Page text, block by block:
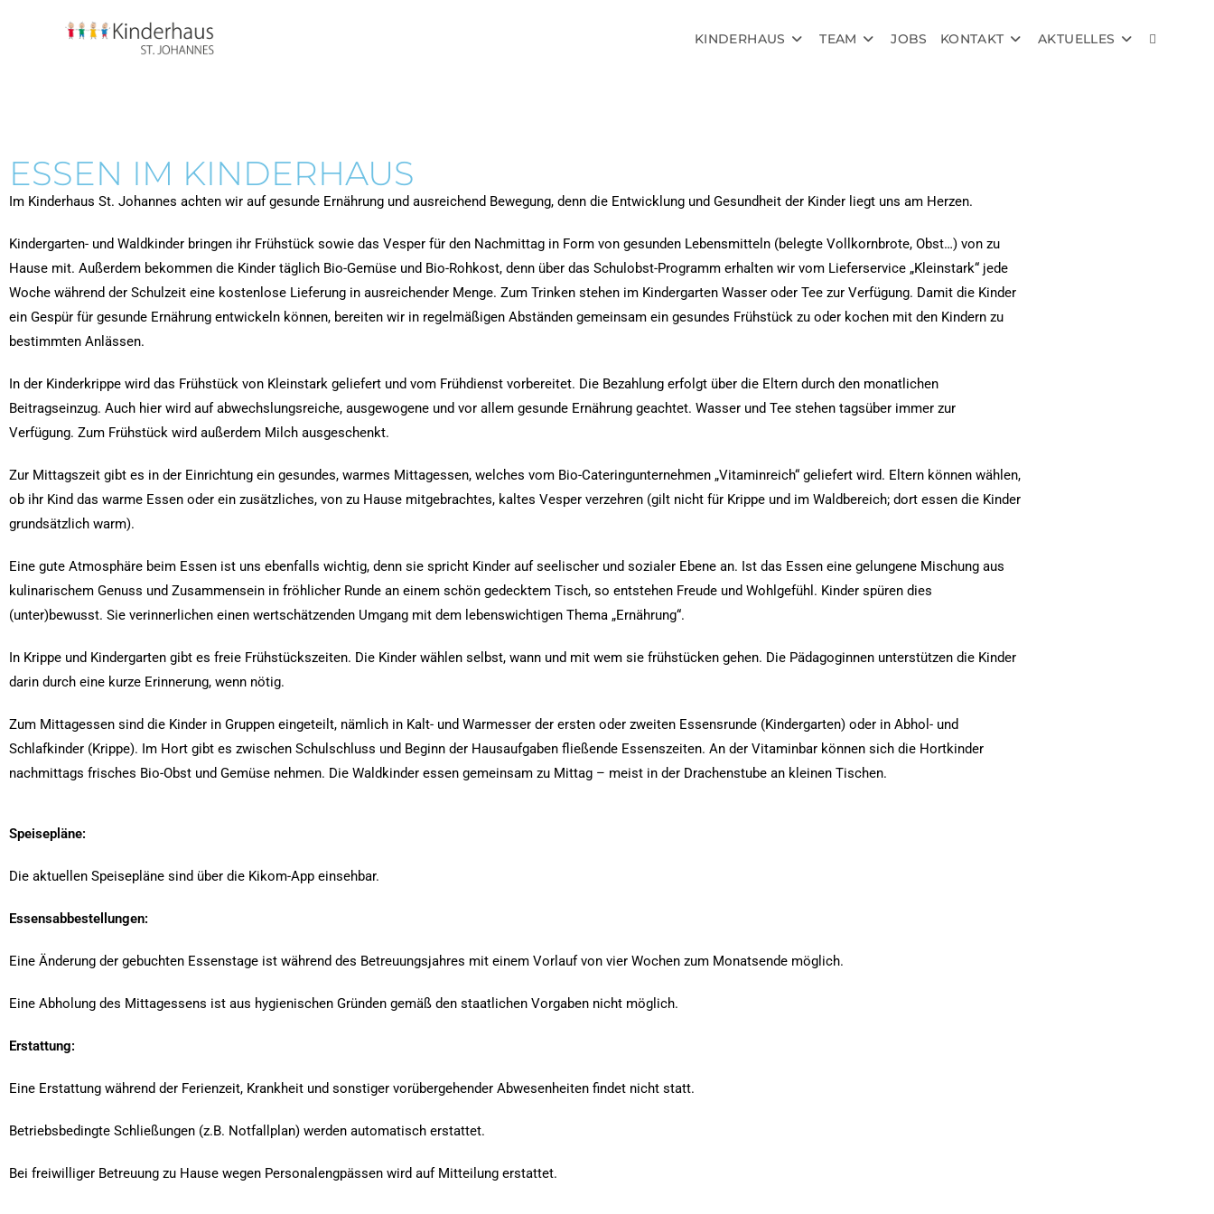
KINDERHAUS TEAM JOBS KONTAKT AKTUELLES
ESSEN IM KINDERHAUS
Im Kinderhaus St. Johannes achten wir auf gesunde Ernährung und ausreichend Bewegung, denn die Entwicklung und Gesundheit der Kinder liegt uns am Herzen.
Kindergarten- und Waldkinder bringen ihr Frühstück sowie das Vesper für den Nachmittag in Form von gesunden Lebensmitteln (belegte Vollkornbrote, Obst…) von zu
Hause mit. Außerdem bekommen die Kinder täglich Bio-Gemüse und Bio-Rohkost, denn über das Schulobst-Programm erhalten wir vom Lieferservice „Kleinstark“ jede
Woche während der Schulzeit eine kostenlose Lieferung in ausreichender Menge. Zum Trinken stehen im Kindergarten Wasser oder Tee zur Verfügung. Damit die Kinder
ein Gespür für gesunde Ernährung entwickeln können, bereiten wir in regelmäßigen Abständen gemeinsam ein gesundes Frühstück zu oder kochen mit den Kindern zu
bestimmten Anlässen.
In der Kinderkrippe wird das Frühstück von Kleinstark geliefert und vom Frühdienst vorbereitet. Die Bezahlung erfolgt über die Eltern durch den monatlichen
Beitragseinzug. Auch hier wird auf abwechslungsreiche, ausgewogene und vor allem gesunde Ernährung geachtet. Wasser und Tee stehen tagsüber immer zur
Verfügung. Zum Frühstück wird außerdem Milch ausgeschenkt.
Zur Mittagszeit gibt es in der Einrichtung ein gesundes, warmes Mittagessen, welches vom Bio-Cateringunternehmen „Vitaminreich“ geliefert wird. Eltern können wählen,
ob ihr Kind das warme Essen oder ein zusätzliches, von zu Hause mitgebrachtes, kaltes Vesper verzehren (gilt nicht für Krippe und im Waldbereich; dort essen die Kinder
grundsätzlich warm).
Eine gute Atmosphäre beim Essen ist uns ebenfalls wichtig, denn sie spricht Kinder auf seelischer und sozialer Ebene an. Ist das Essen eine gelungene Mischung aus
kulinarischem Genuss und Zusammensein in fröhlicher Runde an einem schön gedecktem Tisch, so entstehen Freude und Wohlgefühl. Kinder spüren dies
(unter)bewusst. Sie verinnerlichen einen wertschätzenden Umgang mit dem lebenswichtigen Thema „Ernährung“.
In Krippe und Kindergarten gibt es freie Frühstückszeiten. Die Kinder wählen selbst, wann und mit wem sie frühstücken gehen. Die Pädagoginnen unterstützen die Kinder
darin durch eine kurze Erinnerung, wenn nötig.
Zum Mittagessen sind die Kinder in Gruppen eingeteilt, nämlich in Kalt- und Warmesser der ersten oder zweiten Essensrunde (Kindergarten) oder in Abhol- und
Schlafkinder (Krippe). Im Hort gibt es zwischen Schulschluss und Beginn der Hausaufgaben fließende Essenszeiten. An der Vitaminbar können sich die Hortkinder
nachmittags frisches Bio-Obst und Gemüse nehmen. Die Waldkinder essen gemeinsam zu Mittag – meist in der Drachenstube an kleinen Tischen.
Speisepläne:
Die aktuellen Speisepläne sind über die Kikom-App einsehbar.
Essensabbestellungen:
Eine Änderung der gebuchten Essenstage ist während des Betreuungsjahres mit einem Vorlauf von vier Wochen zum Monatsende möglich.
Eine Abholung des Mittagessens ist aus hygienischen Gründen gemäß den staatlichen Vorgaben nicht möglich.
Erstattung:
Eine Erstattung während der Ferienzeit, Krankheit und sonstiger vorübergehender Abwesenheiten findet nicht statt.
Betriebsbedingte Schließungen (z.B. Notfallplan) werden automatisch erstattet.
Bei freiwilliger Betreuung zu Hause wegen Personalengpässen wird auf Mitteilung erstattet.